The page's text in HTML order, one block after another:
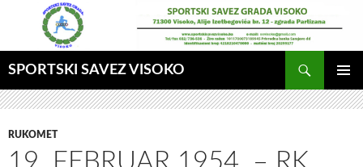
SPORTSKI SAVEZ VISOKO
GLAVNI
MENI
RUKOMET